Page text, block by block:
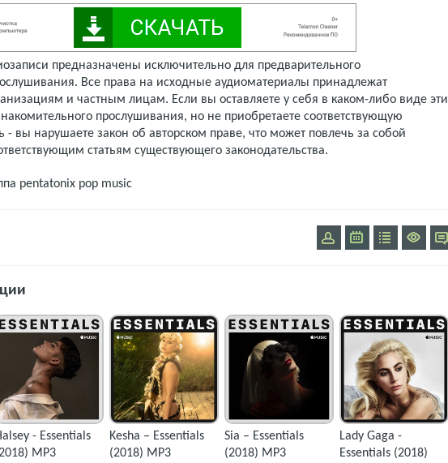
предназначены исключительно для предварительного
Все права на исходные аудиоматериалы принадлежат
и частным лицам. Если вы оставляете у себя в каком-либо виде эти
прослушивания, но не приобретаете соответствующую
вы нарушаете закон об авторском праве, что может повлечь за собой
статьям существующего законодательства.
pentatonix pop music
- Essentials
MP3
Kesha – Essentials
(2018) MP3
Sia – Essentials
(2018) MP3
Lady Gaga -
Essentials (2018)